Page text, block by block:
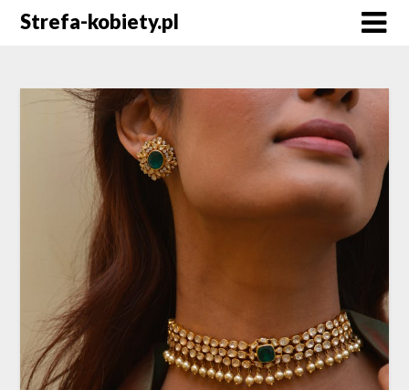
SkipStrefa-kobiety.pl